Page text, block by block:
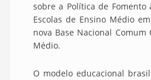
sobre a Política de Fomento
Escolas de Ensino Médio
nova Base Nacional
Médio.
O modelo educacional